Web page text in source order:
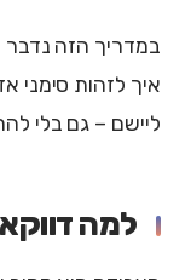
במדריך הזה
איך לזהות סימני
ליישם – גם בלי
למה